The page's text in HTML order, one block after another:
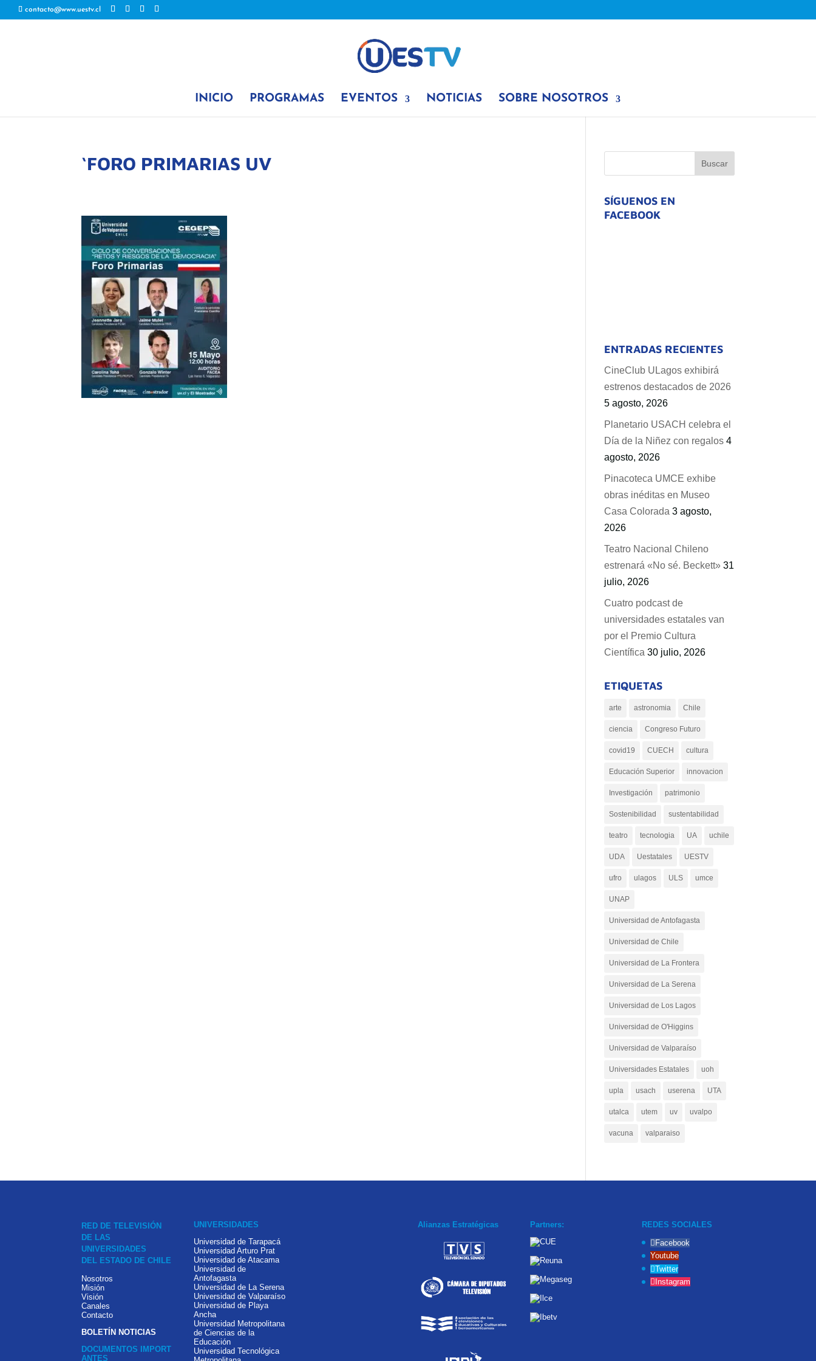
contacto@www.uestv.cl
INICIO PROGRAMAS EVENTOS NOTICIAS SOBRE NOSOTROS
‘FORO PRIMARIAS UV
SÍGUENOS EN
FACEBOOK
ENTRADAS RECIENTES
CineClub ULagos exhibirá
estrenos destacados de 2026
5 agosto, 2026
Planetario USACH celebra el
Día de la Niñez con regalos 4
agosto, 2026
Pinacoteca UMCE exhibe
obras inéditas en Museo
Casa Colorada 3 agosto,
2026
Teatro Nacional Chileno
estrenará «No sé. Beckett» 31
julio, 2026
Cuatro podcast de
universidades estatales van
por el Premio Cultura
Científica 30 julio, 2026
ETIQUETAS
arte astronomia Chile
ciencia Congreso Futuro
covid19 CUECH cultura
Educación Superior innovacion
Investigación patrimonio
Sostenibilidad sustentabilidad
teatro tecnologia UA uchile
UDA Uestatales UESTV
ufro ulagos ULS umce
UNAP
Universidad de Antofagasta
Universidad de Chile
Universidad de La Frontera
Universidad de La Serena
Universidad de Los Lagos
Universidad de O'Higgins
Universidad de Valparaíso
Universidades Estatales uoh
upla usach userena UTA
utalca utem uv uvalpo
vacuna valparaiso
RED DE TELEVISIÓN
DE LAS
UNIVERSIDADES
DEL ESTADO DE CHILE
Nosotros
Misión
Visión
Canales
Contacto
BOLETÍN NOTICIAS
DOCUMENTOS IMPORT
ANTES
UNIVERSIDADES
Universidad de Tarapacá
Universidad Arturo Prat
Universidad de Atacama
Universidad de
Antofagasta
Universidad de La Serena
Universidad de Valparaíso
Universidad de Playa
Ancha
Universidad Metropolitana
de Ciencias de la
Educación
Universidad Tecnológica
Alianzas Estratégicas Partners:
REDES SOCIALES
Facebook
Youtube
Twitter
Instagram